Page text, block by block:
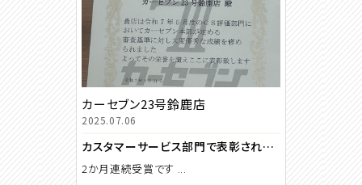
カーセブン23号鈴鹿店
2025.07.06
カスタマーサービス部門で表彰されました！
2か月連続受賞です ...